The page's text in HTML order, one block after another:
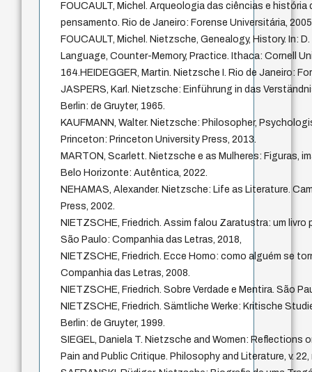
FOUCAULT, Michel. Arqueologia das ciências e
pensamento. Rio de Janeiro: Forense Universitária,
FOUCAULT, Michel. Nietzsche, Genealogy, History. In:
Language, Counter-Memory, Practice. Ithaca: Cornell
164.HEIDEGGER, Martin. Nietzsche I. Rio de Janeiro:
JASPERS, Karl. Nietzsche: Einführung in das
Berlin: de Gruyter, 1965.
KAUFMANN, Walter. Nietzsche: Philosopher,
Princeton: Princeton University Press, 2013.
MARTON, Scarlett. Nietzsche e as Mulheres: Figuras,
Belo Horizonte: Autêntica, 2022.
NEHAMAS, Alexander. Nietzsche: Life as Literature.
Press, 2002.
NIETZSCHE, Friedrich. Assim falou Zaratustra: um livro
São Paulo: Companhia das Letras, 2018,
NIETZSCHE, Friedrich. Ecce Homo: como alguém se
Companhia das Letras, 2008.
NIETZSCHE, Friedrich. Sobre Verdade e Mentira. São
NIETZSCHE, Friedrich. Sämtliche Werke: Kritische
Berlin: de Gruyter, 1999.
SIEGEL, Daniela T. Nietzsche and Women: Reflections
Pain and Public Critique. Philosophy and Literature, v.